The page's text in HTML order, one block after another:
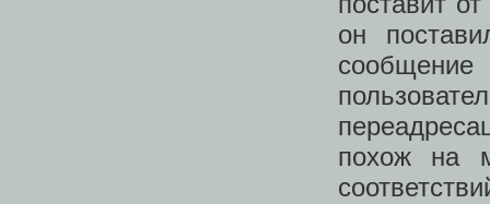
он
похож на